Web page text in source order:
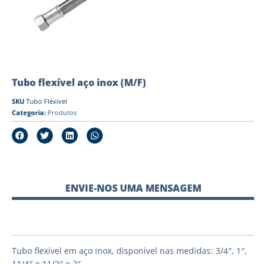
Tubo flexível aço inox (M/F)
SKU Tubo Fléxivel
Categoria: Produtos
ENVIE-NOS UMA MENSAGEM
Tubo flexível em aço inox, disponível nas medidas: 3/4″, 1″,